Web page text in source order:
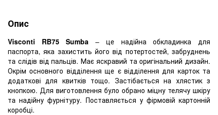
Опис
Visconti RB75 Sumba – це надійна обкладинка для
паспорта, яка захистить його від потертостей, забруднень
та слідів від пальців. Має яскравий та оригінальний дизайн.
Окрім основного відділення ще є відділення для карток та
додаткові для квитків тощо. Застібається на хлястик з
кнопкою. Для виготовлення було обрано міцну телячу шкіру
та надійну фурнітуру. Поставляється у фірмовій картонній
коробці.